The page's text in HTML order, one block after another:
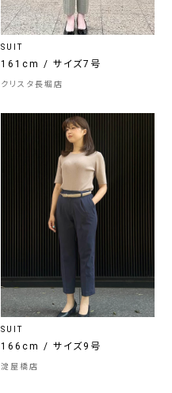
SUIT
161cm / サイズ7号
クリスタ長堀店
SUIT
166cm / サイズ9号
淀屋橋店